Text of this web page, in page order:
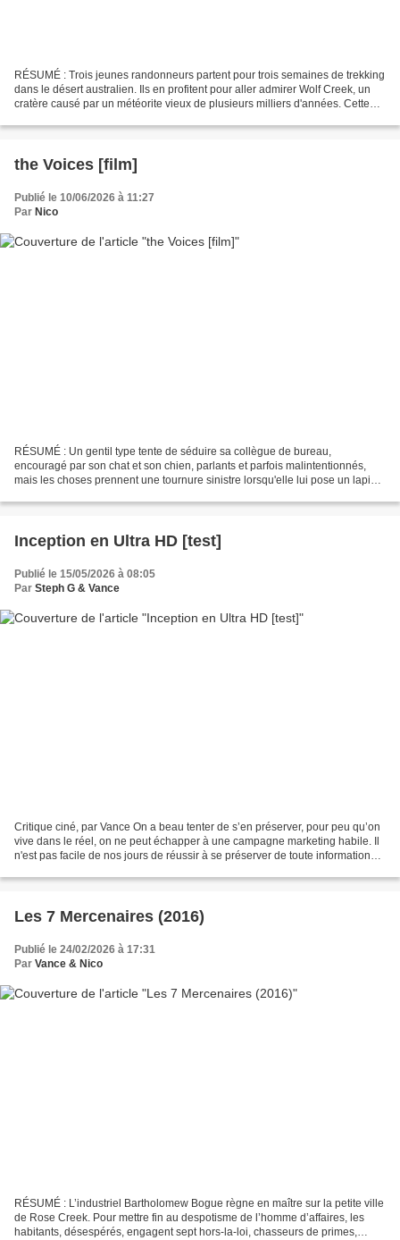
RÉSUMÉ : Trois jeunes randonneurs partent pour trois semaines de trekking
dans le désert australien. Ils en profitent pour aller admirer Wolf Creek, un
cratère causé par un météorite vieux de plusieurs milliers d'années. Cette
the Voices [film]
Publié le 10/06/2026 à 11:27
Par Nico
RÉSUMÉ : Un gentil type tente de séduire sa collègue de bureau,
encouragé par son chat et son chien, parlants et parfois malintentionnés,
mais les choses prennent une tournure sinistre lorsqu'elle lui pose un lapin.
Inception en Ultra HD [test]
Publié le 15/05/2026 à 08:05
Par Steph G & Vance
Critique ciné, par Vance On a beau tenter de s’en préserver, pour peu qu’on
vive dans le réel, on ne peut échapper à une campagne marketing habile. Il
n'est pas facile de nos jours de réussir à se préserver de toute information
Les 7 Mercenaires (2016)
Publié le 24/02/2026 à 17:31
Par Vance & Nico
RÉSUMÉ : L’industriel Bartholomew Bogue règne en maître sur la petite ville
de Rose Creek. Pour mettre fin au despotisme de l’homme d’affaires, les
habitants, désespérés, engagent sept hors-la-loi, chasseurs de primes,